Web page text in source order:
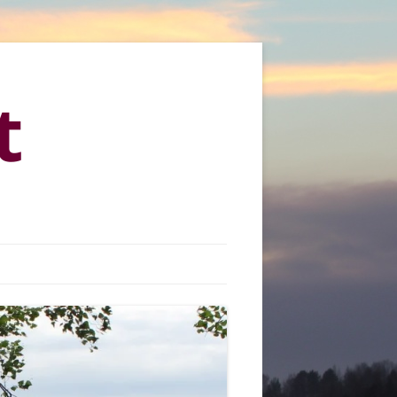
KYLÄMARKKINAT 2015
KYLÄMARKKINAT 2016